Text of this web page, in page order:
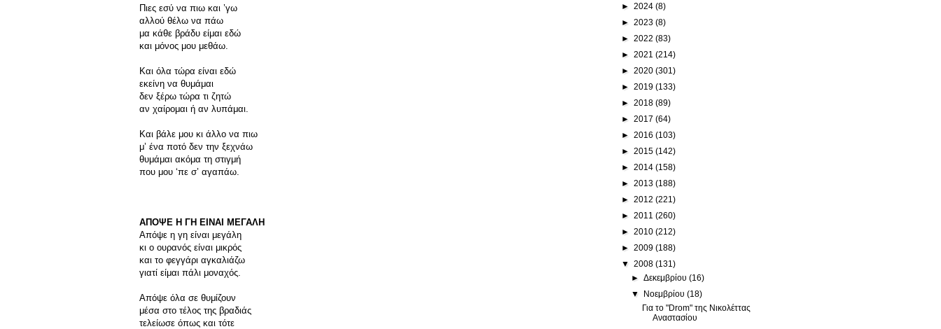
Πιες εσύ να πιω και ’γω
αλλού θέλω να πάω
μα κάθε βράδυ είμαι εδώ
και μόνος μου μεθάω.
Και όλα τώρα είναι εδώ
εκείνη να θυμάμαι
δεν ξέρω τώρα τι ζητώ
αν χαίρομαι ή αν λυπάμαι.
Και βάλε μου κι άλλο να πιω
μ’ ένα ποτό δεν την ξεχνάω
θυμάμαι ακόμα τη στιγμή
που μου ‘πε σ’ αγαπάω.
ΑΠΟΨΕ Η ΓΗ ΕΙΝΑΙ ΜΕΓΑΛΗ
Απόψε η γη είναι μεγάλη
κι ο ουρανός είναι μικρός
και το φεγγάρι αγκαλιάζω
γιατί είμαι πάλι μοναχός.
Απόψε όλα σε θυμίζουν
μέσα στο τέλος της βραδιάς
τελείωσε όπως και τότε
► 2024 (8)
► 2023 (8)
► 2022 (83)
► 2021 (214)
► 2020 (301)
► 2019 (133)
► 2018 (89)
► 2017 (64)
► 2016 (103)
► 2015 (142)
► 2014 (158)
► 2013 (188)
► 2012 (221)
► 2011 (260)
► 2010 (212)
► 2009 (188)
▼ 2008 (131)
►Δεκεμβρίου(16)
▼ Νοεμβρίου(18)
Για το "Drom" της Νικολέττας
Αναστασίου